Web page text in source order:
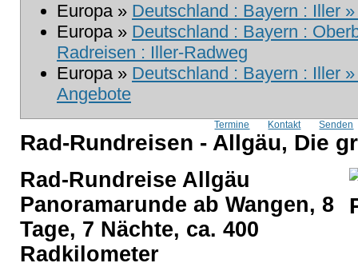
Europa » Deutschland : Bayern : Iller
Europa » Deutschland : Bayern :
Radreisen : Iller-Radweg
Europa » Deutschland : Bayern : Iller
Angebote
Termine Kontakt Senden
Rad-Rundreisen - Allgäu, Die
Rad-Rundreise Allgäu
Panoramarunde ab Wangen, 8
Tage, 7 Nächte, ca. 400
Radkilometer